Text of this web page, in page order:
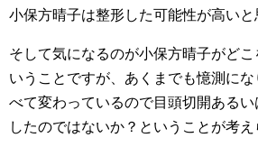
小保方晴子は整形した可能性が高いと
そして気になるのが小保方晴子がど
いうことですが、あくまでも憶測に
べて変わっているので目頭切開ある
したのではないか？ということが考え